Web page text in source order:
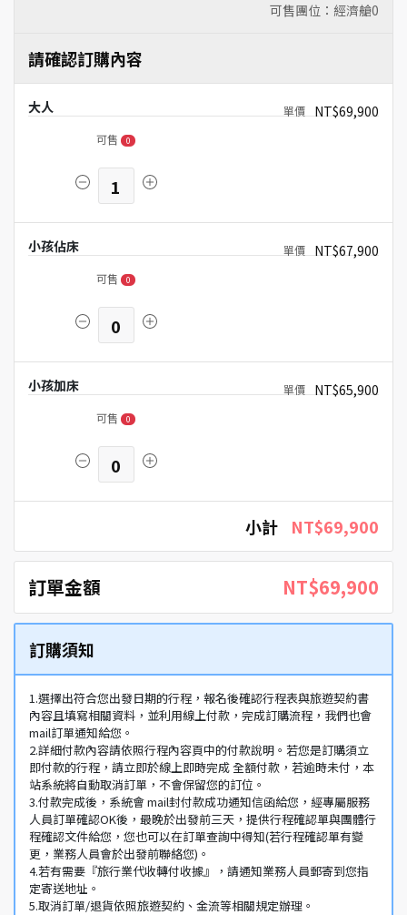
可售團位：經濟艙0
請確認訂購內容
大人 NT$69,900
可售 0
1
小孩佔床 NT$67,900
可售 0
0
小孩加床 NT$65,900
可售 0
0
小計 NT$69,900
訂單金額 NT$69,900
訂購須知
1.選擇出符合您出發日期的行程，報名後確認行程表與旅遊契約書
內容且填寫相關資料，並利用線上付款，完成訂購流程，我們也會
mail訂單通知給您。
2.詳細付款內容請依照行程內容頁中的付款說明。若您是訂購須立
即付款的行程，請立即於線上即時完成 全額付款，若逾時未付，本
站系統將自動取消訂單，不會保留您的訂位。
3.付款完成後，系統會 mail封付款成功通知信函給您，經專屬服務
人員訂單確認OK後，最晚於出發前三天，提供行程確認單與團體行
程確認文件給您，您也可以在訂單查詢中得知(若行程確認單有變
更，業務人員會於出發前聯絡您)。
4.若有需要『旅行業代收轉付收據』，請通知業務人員郵寄到您指
定寄送地址。
5.取消訂單/退貨依照旅遊契約、金流等相關規定辦理。